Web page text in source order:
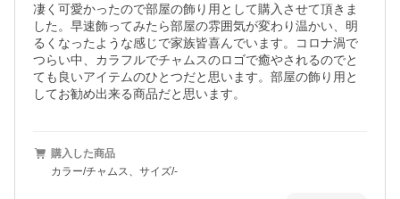
凄く可愛かったので部屋の飾り用として購入させて頂きま
した。早速飾ってみたら部屋の雰囲気が変わり温かい、明
るくなったような感じで家族皆喜んでいます。コロナ渦で
つらい中、カラフルでチャムスのロゴで癒やされるのでと
ても良いアイテムのひとつだと思います。部屋の飾り用と
してお勧め出来る商品だと思います。
購入した商品
カラー/チャムス、サイズ/-